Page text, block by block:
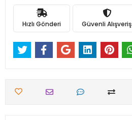
Hızlı Gönderi Güvenli Alışveriş